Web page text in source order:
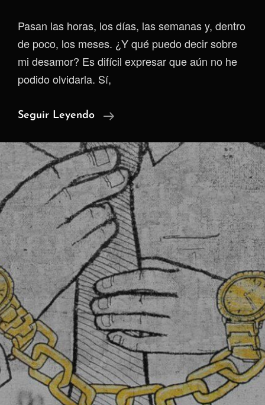
Pasan las horas, los días, las semanas y, dentro
de poco, los meses. ¿Y qué puedo decir sobre
mi desamor? Es difícil expresar que aún no he
podido olvidarla. Sí,
Seguir Leyendo
Cuestión
Tiempo